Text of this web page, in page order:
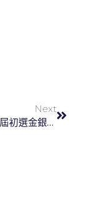
Next
2026第58屆初選金銀銅榮譽獎名單公布